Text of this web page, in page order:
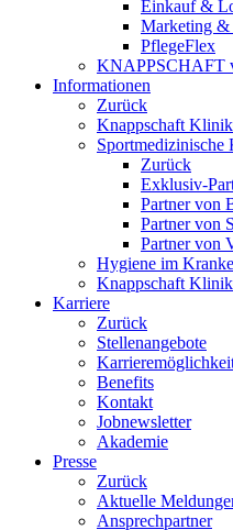
Einkauf &
Marketing
PflegeFlex
KNAPPSCHAFT
Informationen
Zurück
Knappschaft
Sportmedizinische
Zurück
Exklusiv-
Partner von
Partner von
Partner von
Hygiene im
Knappschaft
Karriere
Zurück
Stellenangebote
Benefits
Kontakt
Jobnewsletter
Akademie
Presse
Zurück
Aktuelle
Ansprechpartner